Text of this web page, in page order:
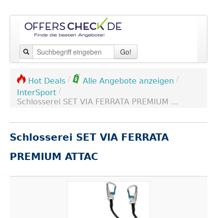
Go!
Hot Deals / Alle Angebote anzeigen /
InterSport /
Schlosserei SET VIA FERRATA PREMIUM ...
Schlosserei SET VIA FERRATA
PREMIUM ATTAC